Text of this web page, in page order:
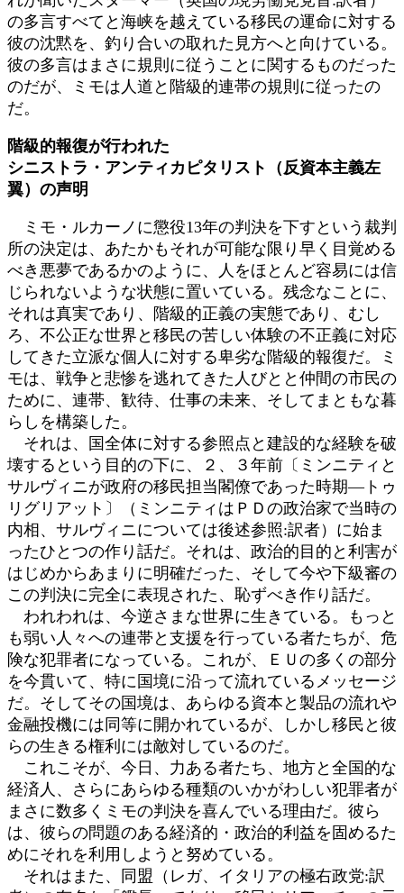
の多言すべてと海峡を越えている移民の運命に対する
彼の沈黙を、釣り合いの取れた見方へと向けている。
彼の多言はまさに規則に従うことに関するものだった
のだが、ミモは人道と階級的連帯の規則に従ったの
だ。
階級的報復が行われた
シニストラ・アンティカピタリスト（反資本主義左
翼）の声明
ミモ・ルカーノに懲役13年の判決を下すという裁判
所の決定は、あたかもそれが可能な限り早く目覚める
べき悪夢であるかのように、人をほとんど容易には信
じられないような状態に置いている。残念なことに、
それは真実であり、階級的正義の実態であり、むし
ろ、不公正な世界と移民の苦しい体験の不正義に対応
してきた立派な個人に対する卑劣な階級的報復だ。ミ
モは、戦争と悲惨を逃れてきた人びとと仲間の市民の
ために、連帯、歓待、仕事の未来、そしてまともな暮
らしを構築した。
それは、国全体に対する参照点と建設的な経験を破
壊するという目的の下に、２、３年前〔ミンニティと
サルヴィニが政府の移民担当閣僚であった時期―トゥ
リグリアット〕（ミンニティはＰＤの政治家で当時の
内相、サルヴィニについては後述参照:訳者）に始ま
ったひとつの作り話だ。それは、政治的目的と利害が
はじめからあまりに明確だった、そして今や下級審の
この判決に完全に表現された、恥ずべき作り話だ。
われわれは、今逆さまな世界に生きている。もっと
も弱い人々への連帯と支援を行っている者たちが、危
険な犯罪者になっている。これが、ＥＵの多くの部分
を今貫いて、特に国境に沿って流れているメッセージ
だ。そしてその国境は、あらゆる資本と製品の流れや
金融投機には同等に開かれているが、しかし移民と彼
らの生きる権利には敵対しているのだ。
これこそが、今日、力ある者たち、地方と全国的な
経済人、さらにあらゆる種類のいかがわしい犯罪者が
まさに数多くミモの判決を喜んでいる理由だ。彼ら
は、彼らの問題のある経済的・政治的利益を固めるた
めにそれを利用しようと努めている。
それはまた、同盟（レガ、イタリアの極右政党:訳